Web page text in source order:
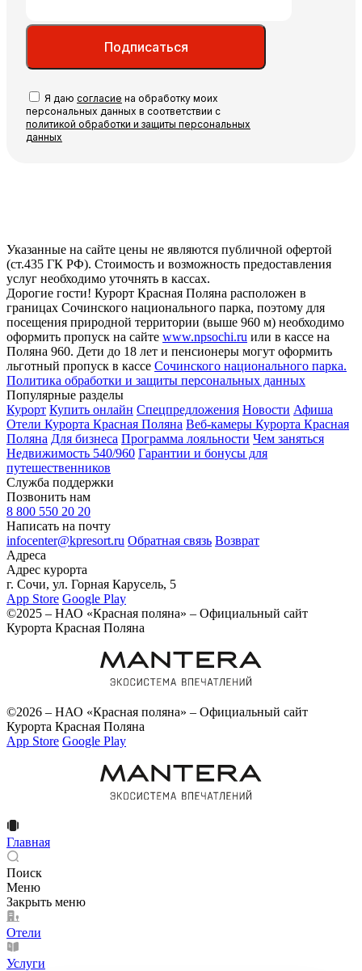
Подписаться
Я даю согласие на обработку моих
персональных данных в соответствии с
политикой обработки и защиты персональных
данных
Указанные на сайте цены не являются публичной офертой
(ст.435 ГК РФ). Стоимость и возможность предоставления
услуг необходимо уточнять в кассах.
Дорогие гости! Курорт Красная Поляна расположен в
границах Сочинского национального парка, поэтому для
посещения природной территории (выше 960 м) необходимо
оформить пропуск на сайте www.npsochi.ru или в кассе на
Поляна 960. Дети до 18 лет и пенсионеры могут оформить
льготный пропуск в кассе Сочинского национального парка.
Политика обработки и защиты персональных данных
Популярные разделы
Курорт Купить онлайн Спецпредложения Новости Афиша
Отели Курорта Красная Поляна Веб-камеры Курорта Красная
Поляна Для бизнеса Программа лояльности Чем заняться
Недвижимость 540/960 Гарантии и бонусы для
путешественников
Служба поддержки
Позвонить нам
8 800 550 20 20
Написать на почту
infocenter@kpresort.ru Обратная связь Возврат
Адреса
Адрес курорта
г. Сочи, ул. Горная Карусель, 5
App Store Google Play
©2025 – НАО «Красная поляна» – Официальный сайт
Курорта Красная Поляна
©2026 – НАО «Красная поляна» – Официальный сайт
Курорта Красная Поляна
App Store Google Play
Главная
Поиск
Меню
Закрыть меню
Отели
Услуги